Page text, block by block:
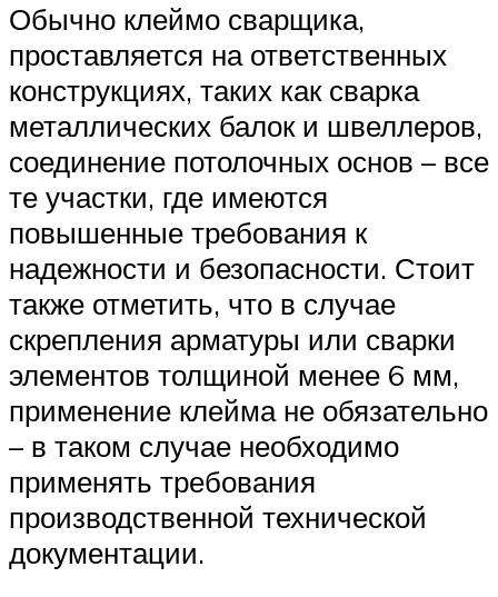
Обычно клеймо сварщика,
проставляется на ответственных
конструкциях, таких как сварка
металлических балок и швеллеров,
соединение потолочных основ – все
те участки, где имеются
повышенные требования к
надежности и безопасности. Стоит
также отметить, что в случае
скрепления арматуры или сварки
элементов толщиной менее 6 мм,
применение клейма не обязательно
– в таком случае необходимо
применять требования
производственной технической
документации.